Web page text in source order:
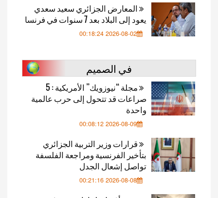
المعارض الجزائري سعيد سعدي
يعود إلى البلاد بعد 7 سنوات في فرنسا
2026-08-02 00:18:24
في الصميم
مجلة “نيوزويك” الأمريكية : 5
صراعات قد تتحول إلى حرب عالمية
واحدة
2026-08-09 00:08:12
قرارات وزير التربية الجزائري
بتأخير الفرنسية ومراجعة الفلسفة
تواصل إشعال الجدل
2026-08-08 00:21:16